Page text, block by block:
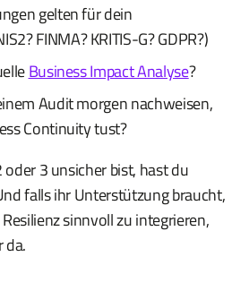
gelten für dein
FINMA? KRITIS-G? GDPR?)
Business Impact Analyse?
Audit morgen nachweisen,
Continuity tust?
oder 3 unsicher bist, hast du
falls ihr Unterstützung braucht,
sinnvoll zu integrieren,
da.